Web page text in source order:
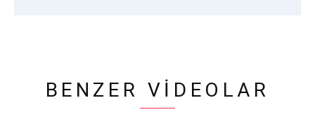
BENZER VIDEOLAR